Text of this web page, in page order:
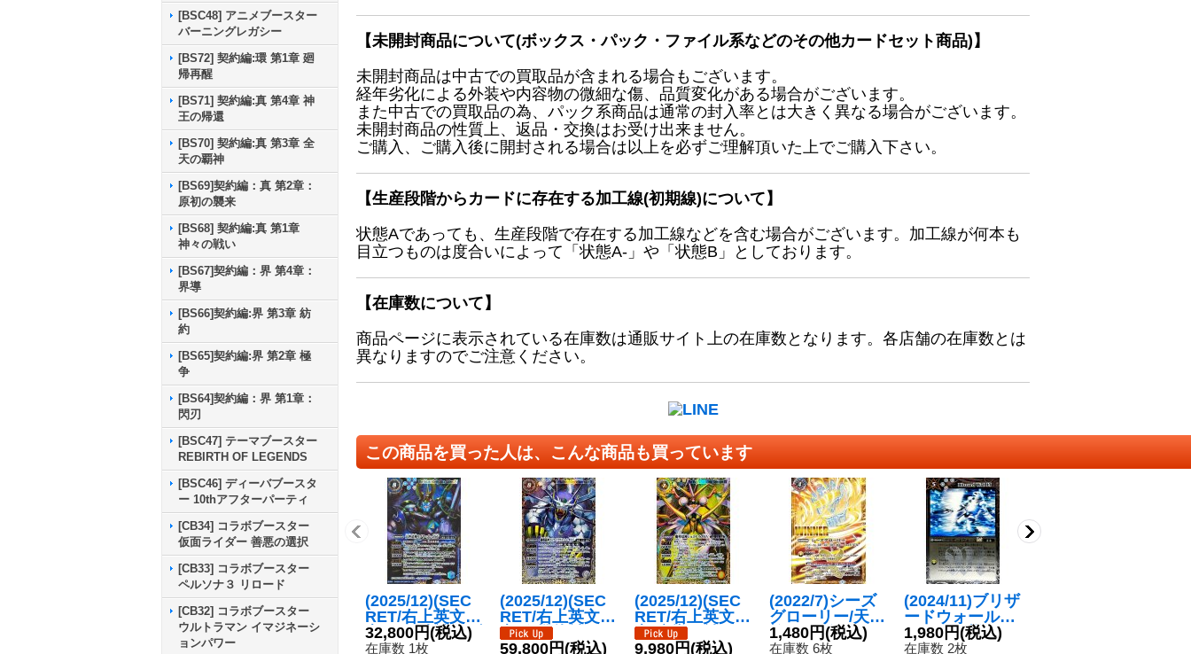
[BSC48] アニメブースター
バーニングレガシー
[BS72] 契約編:環 第1章 廻
帰再醒
[BS71] 契約編:真 第4章 神
王の帰還
[BS70] 契約編:真 第3章 全
天の覇神
[BS69]契約編：真 第2章：
原初の襲来
[BS68] 契約編:真 第1章
神々の戦い
[BS67]契約編：界 第4章：
界導
[BS66]契約編:界 第3章 紡
約
[BS65]契約編:界 第2章 極
争
[BS64]契約編：界 第1章：
閃刃
[BSC47] テーマブースター
REBIRTH OF LEGENDS
[BSC46] ディーバブースタ
ー 10thアフターパーティ
[CB34] コラボブースター
仮面ライダー 善悪の選択
[CB33] コラボブースター
ペルソナ３ リロード
[CB32] コラボブースター
ウルトラマン イマジネーシ
ョンパワー
【未開封商品について(ボックス・パック・ファイル系などのその他カードセット商品)】
未開封商品は中古での買取品が含まれる場合もございます。
経年劣化による外装や内容物の微細な傷、品質変化がある場合がございます。
また中古での買取品の為、パック系商品は通常の封入率とは大きく異なる場合がございます。
未開封商品の性質上、返品・交換はお受け出来ません。
ご購入、ご購入後に開封される場合は以上を必ずご理解頂いた上でご購入下さい。
【生産段階からカードに存在する加工線(初期線)について】
状態Aであっても、生産段階で存在する加工線などを含む場合がございます。加工線が何本も
目立つものは度合いによって「状態A-」や「状態B」としております。
【在庫数について】
商品ページに表示されている在庫数は通販サイト上の在庫数となります。各店舗の在庫数とは
異なりますのでご注意ください。
この商品を買った人は、こんな商品も買っています
(2025/12)(SEC
RET/右上英文
字)天秤造神リブ
ラ・ゴレムXV
32,800円(税込)
在庫数 1枚
(2025/12)(SEC
RET/右上英文
字)獅機龍神スト
ライクヴルム・
59,800円(税込)
(2025/12)(SEC
RET/右上英文
字)魔導双神ジェ
ミナイズXV【X
9,980円(税込)
(2022/7)シーズ
グローリー/天醒
槍ロンゴ・ミニ
アス(WINNER)
1,480円(税込)
在庫数 6枚
(2024/11)ブリザ
ードウォールLT
(Xレア仕様)
【R】{BSC45-0
1,980円(税込)
在庫数 2枚